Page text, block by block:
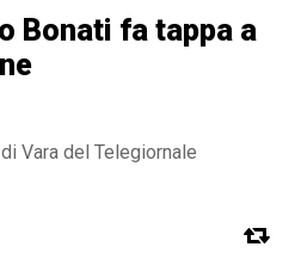
Bonati fa tappa a
Vara del Telegiornale